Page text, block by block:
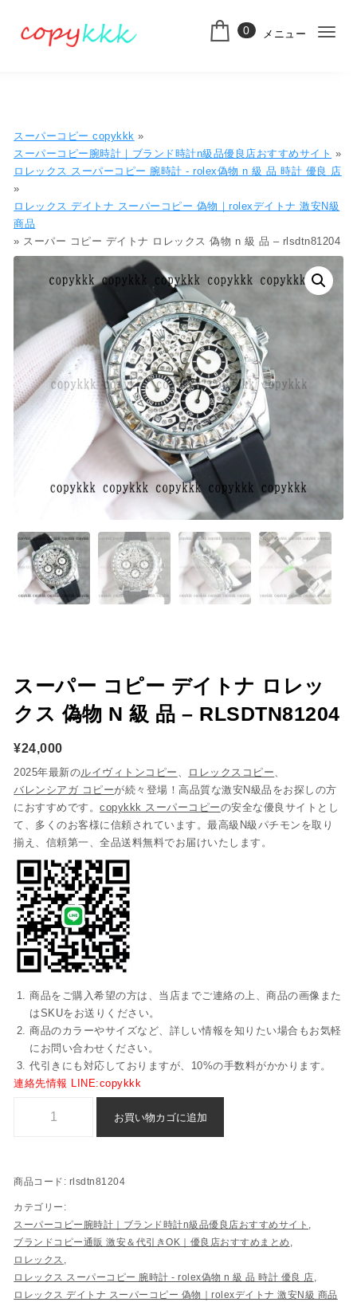
0 メニュー
ナ
シ
ン
切
り
替
スーパーコピー copykkk »
スーパーコピー腕時計｜ブランド時計n級品優良店おすすめサイト »
ロレックス スーパーコピー 腕時計 - rolex偽物​ n 級 品 時計​ 優良 店
»
ロレックス デイトナ スーパーコピー 偽物​｜rolexデイトナ 激安N級
商品​
» スーパー コピー デイトナ ロレックス 偽物 n 級 品 – rlsdtn81204
スーパー コピー デイトナ ロレッ
クス 偽物 N 級 品 – RLSDTN81204
¥24,000
2025年最新のルイヴィトンコピー ロレックスコピー
バレンシアガ コピーが続々登場！高品質な激安N級品をお探しの方
におすすめです。copykkk スーパーコピーの安全な優良サイトとし
て、多くのお客様に信頼されています。最高級N級パチモンを取り
揃え、信頼第一、全品送料無料でお届けいたします。
商品をご購入希望の方は、当店までご連絡の上、商品の画像また
はSKUをお送りください。
商品のカラーやサイズなど、詳しい情報を知りたい場合もお気軽
にお問い合わせください。
代引きにも対応しておりますが、10%の手数料がかかります。
連絡先情報 LINE:copykkk
お買い物カゴに追加
商品コード: rlsdtn81204
カテゴリー:
スーパーコピー腕時計｜ブランド時計n級品優良店おすすめサイト ,
ブランドコピー通販 激安＆代引きOK｜優良店おすすめまとめ ,
ロレックス ,
ロレックス スーパーコピー 腕時計 - rolex偽物​ n 級 品 時計​ 優良 店,
ロレックス デイトナ スーパーコピー 偽物​｜rolexデイトナ 激安N級 商品​